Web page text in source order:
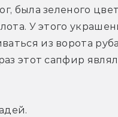
была зеленого
У этого
из ворота
этот сапфир